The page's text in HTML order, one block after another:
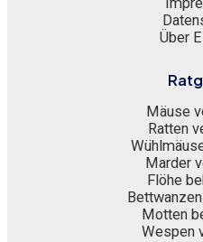
Über
Mäuse
Ratten
Marder
Flöhe
Motten
Wespen